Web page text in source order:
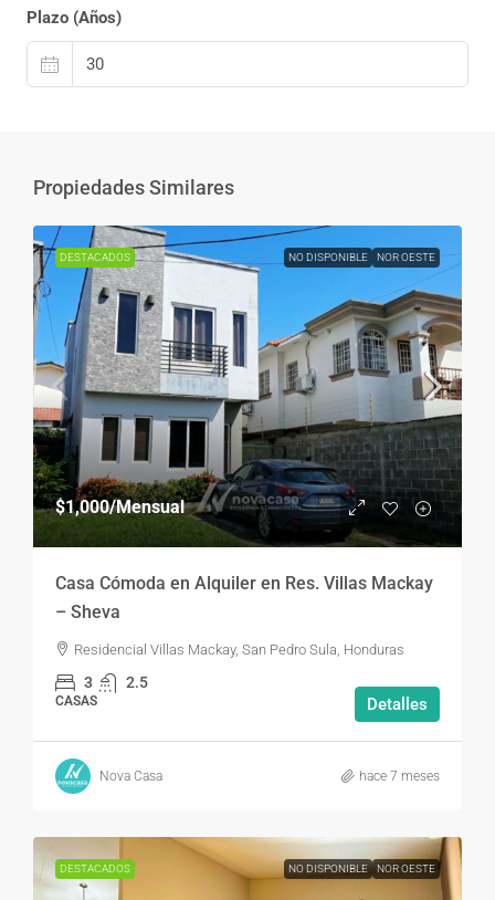
Plazo (Años)
Propiedades Similares
DESTACADOS NO DISPONIBLE NOR OESTE
$1,000/Mensual
Casa Cómoda en Alquiler en Res. Villas Mackay
– Sheva
Residencial Villas Mackay, San Pedro Sula, Honduras
3 2.5
CASAS Detalles
Nova Casa hace 7 meses
DESTACADOS NO DISPONIBLE NOR OESTE